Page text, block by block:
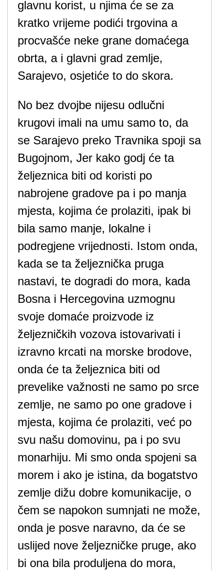
glavnu korist, u njima će se za
kratko vrijeme podići trgovina a
procvašće neke grane domaćega
obrta, a i glavni grad zemlje,
Sarajevo, osjetiće to do skora.
No bez dvojbe nijesu odlučni
krugovi imali na umu samo to, da
se Sarajevo preko Travnika spoji sa
Bugojnom, Jer kako godj će ta
željeznica biti od koristi po
nabrojene gradove pa i po manja
mjesta, kojima će prolaziti, ipak bi
bila samo manje, lokalne i
podregjene vrijednosti. Istom onda,
kada se ta željeznička pruga
nastavi, te dogradi do mora, kada
Bosna i Hercegovina uzmognu
svoje domaće proizvode iz
željezničkih vozova istovarivati i
izravno krcati na morske brodove,
onda će ta željeznica biti od
prevelike važnosti ne samo po srce
zemlje, ne samo po one gradove i
mjesta, kojima će prolaziti, već po
svu našu domovinu, pa i po svu
monarhiju. Mi smo onda spojeni sa
morem i ako je istina, da bogatstvo
zemlje dižu dobre komunikacije, o
čem se napokon sumnjati ne može,
onda je posve naravno, da će se
uslijed nove željezničke pruge, ako
bi ona bila produljena do mora,